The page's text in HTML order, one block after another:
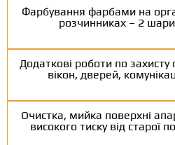
Фарбування фарбами на
розчинниках – 2 шари
Додаткові роботи по захисту
вікон, дверей,
Очистка, мийка поверхні
високого тиску від старої